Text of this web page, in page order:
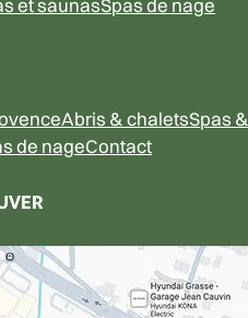
et saunasSpas de nage
Abris & chaletsSpas &
de nageContact